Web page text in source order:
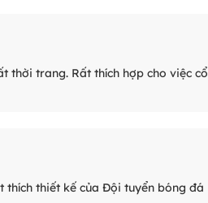
thời trang. Rất thích hợp cho việc cổ
thích thiết kế của Đội tuyển bóng đá